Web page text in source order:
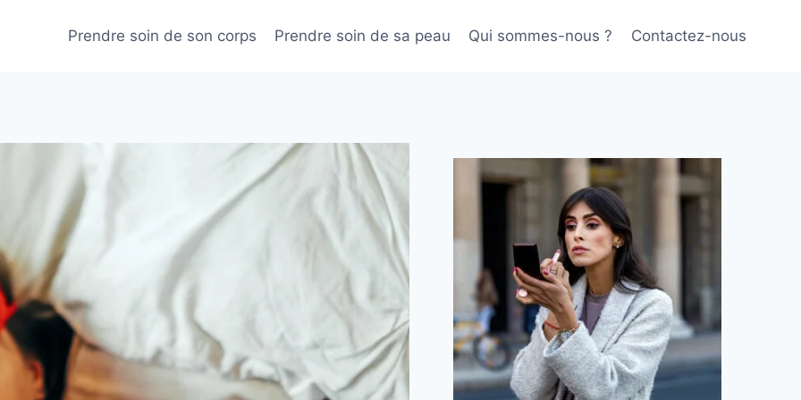
Prendre soin de son corps Prendre soin de sa peau Qui sommes-nous ? Contactez-nous